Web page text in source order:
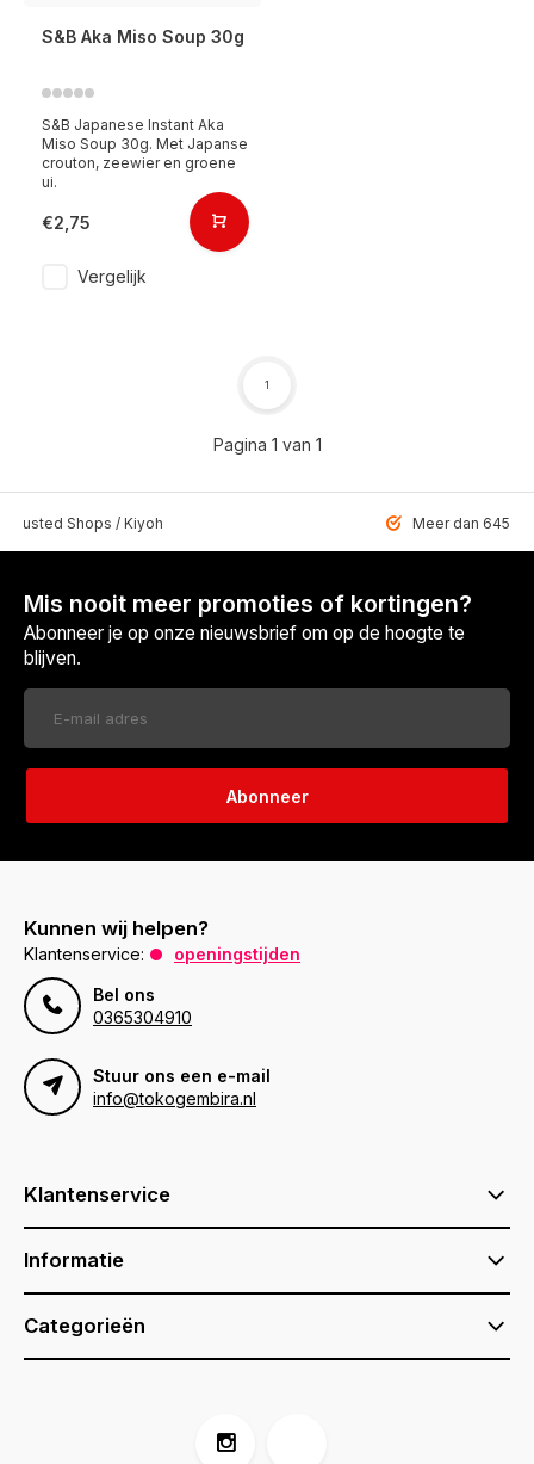
S&B Aka Miso Soup 30g
S&B Japanese Instant Aka
Miso Soup 30g. Met Japanse
crouton, zeewier en groene
ui.
€2,75
Vergelijk
Pagina 1 van 1
1
Shops / Kiyoh Meer dan 6459
Mis nooit meer promoties of kortingen?
Abonneer je op onze nieuwsbrief om op de hoogte te
blijven.
Abonneer
Kunnen wij helpen?
Klantenservice:
openingstijden
Bel ons
0365304910
Stuur ons een e-mail
info@tokogembira.nl
Klantenservice
Informatie
Categorieën